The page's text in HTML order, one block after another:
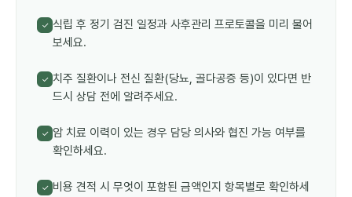
✓ 식립 후 정기 검진 일정과 사후관리 프로토콜을 미리 물어
보세요.
✓ 치주 질환이나 전신 질환(당뇨, 골다공증 등)이 있다면 반
드시 상담 전에 알려주세요.
✓ 암 치료 이력이 있는 경우 담당 의사와 협진 가능 여부를
확인하세요.
✓ 비용 견적 시 무엇이 포함된 금액인지 항목별로 확인하세